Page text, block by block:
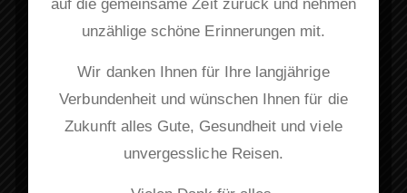
Folge uns
auf die gemeinsame Zeit zurück und nehmen
unzählige schöne Erinnerungen mit.
Wir danken Ihnen für Ihre langjährige
Verbundenheit und wünschen Ihnen für die
Zukunft alles Gute, Gesundheit und viele
unvergessliche Reisen.